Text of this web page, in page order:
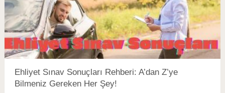
Ehliyet Sınav Sonuçları Rehberi: A’dan Z’ye
Bilmeniz Gereken Her Şey!